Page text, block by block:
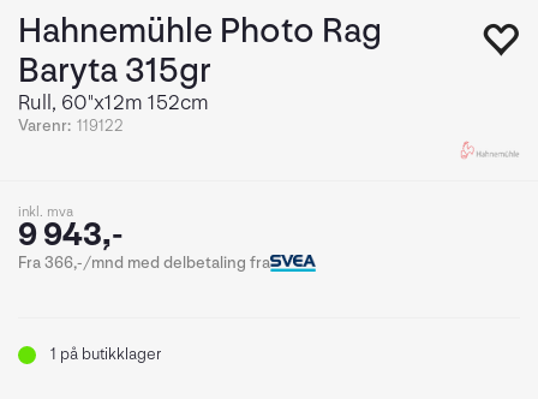
Hahnemühle Photo Rag
Baryta 315gr
Rull, 60"x12m 152cm
Varenr: 119122
inkl. mva
9 943,-
Fra 366,-/mnd med delbetaling fra
1 på butikklager